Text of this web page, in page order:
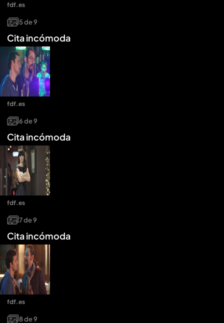
5de9
Cita incómoda
fdf.es
6de9
Cita incómoda
fdf.es
7de9
Cita incómoda
fdf.es
8de9
fdf.es